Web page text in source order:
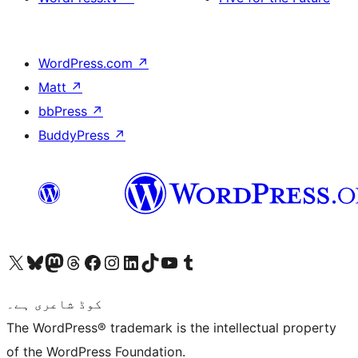
WordPress.com ↗
Matt ↗
bbPress ↗
BuddyPress ↗
Visit our X (formerly Twitter) account
ہمارے بلیواسکائی اکاؤنٹ پر جائیں
Visit our Mastodon account
ہمارے ٹھریڈز اکاؤنٹ پر جائیں
Visit our Facebook page
Visit our Instagram account
Visit our LinkedIn account
ہمارے ٹک ٹاک اکاؤنٹ پر جائیں
Visit our YouTube channel
ہمارے ٹمبلر اکاؤنٹ پر جائیں
کوڈ شاعری ہے۔
The WordPress® trademark is the intellectual property
of the WordPress Foundation.